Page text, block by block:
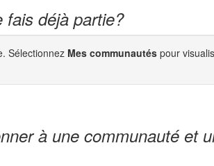
fais déjà partie?
Sélectionnez Mes communautés pour
à une communauté et